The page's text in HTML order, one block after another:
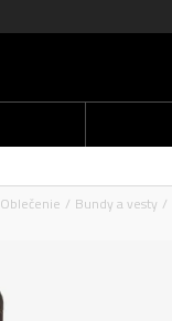
Oblečenie Bundy a vesty